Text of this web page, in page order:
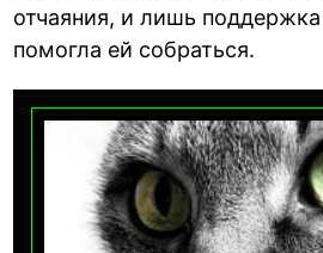
отчаяния, и лишь
помогла ей собраться.